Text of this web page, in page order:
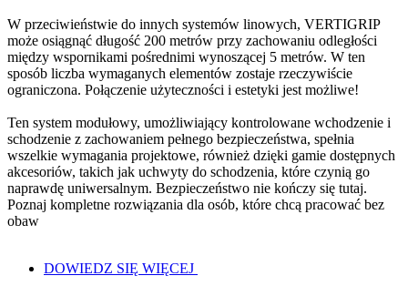
W przeciwieństwie do innych systemów linowych, VERTIGRIP
może osiągnąć długość 200 metrów przy zachowaniu odległości
między wspornikami pośrednimi wynoszącej 5 metrów. W ten
sposób liczba wymaganych elementów zostaje rzeczywiście
ograniczona. Połączenie użyteczności i estetyki jest możliwe!
Ten system modułowy, umożliwiający kontrolowane wchodzenie i
schodzenie z zachowaniem pełnego bezpieczeństwa, spełnia
wszelkie wymagania projektowe, również dzięki gamie dostępnych
akcesoriów, takich jak uchwyty do schodzenia, które czynią go
naprawdę uniwersalnym. Bezpieczeństwo nie kończy się tutaj.
Poznaj kompletne rozwiązania dla osób, które chcą pracować bez
obaw
DOWIEDZ SIĘ WIĘCEJ